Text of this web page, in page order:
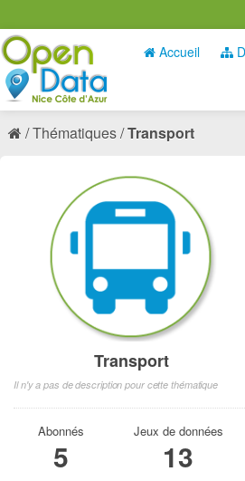
Accueil
Thématiques Transport
Transport
Il n'y a pas de description pour cette thématique
Abonnés
5
Jeux de données
13